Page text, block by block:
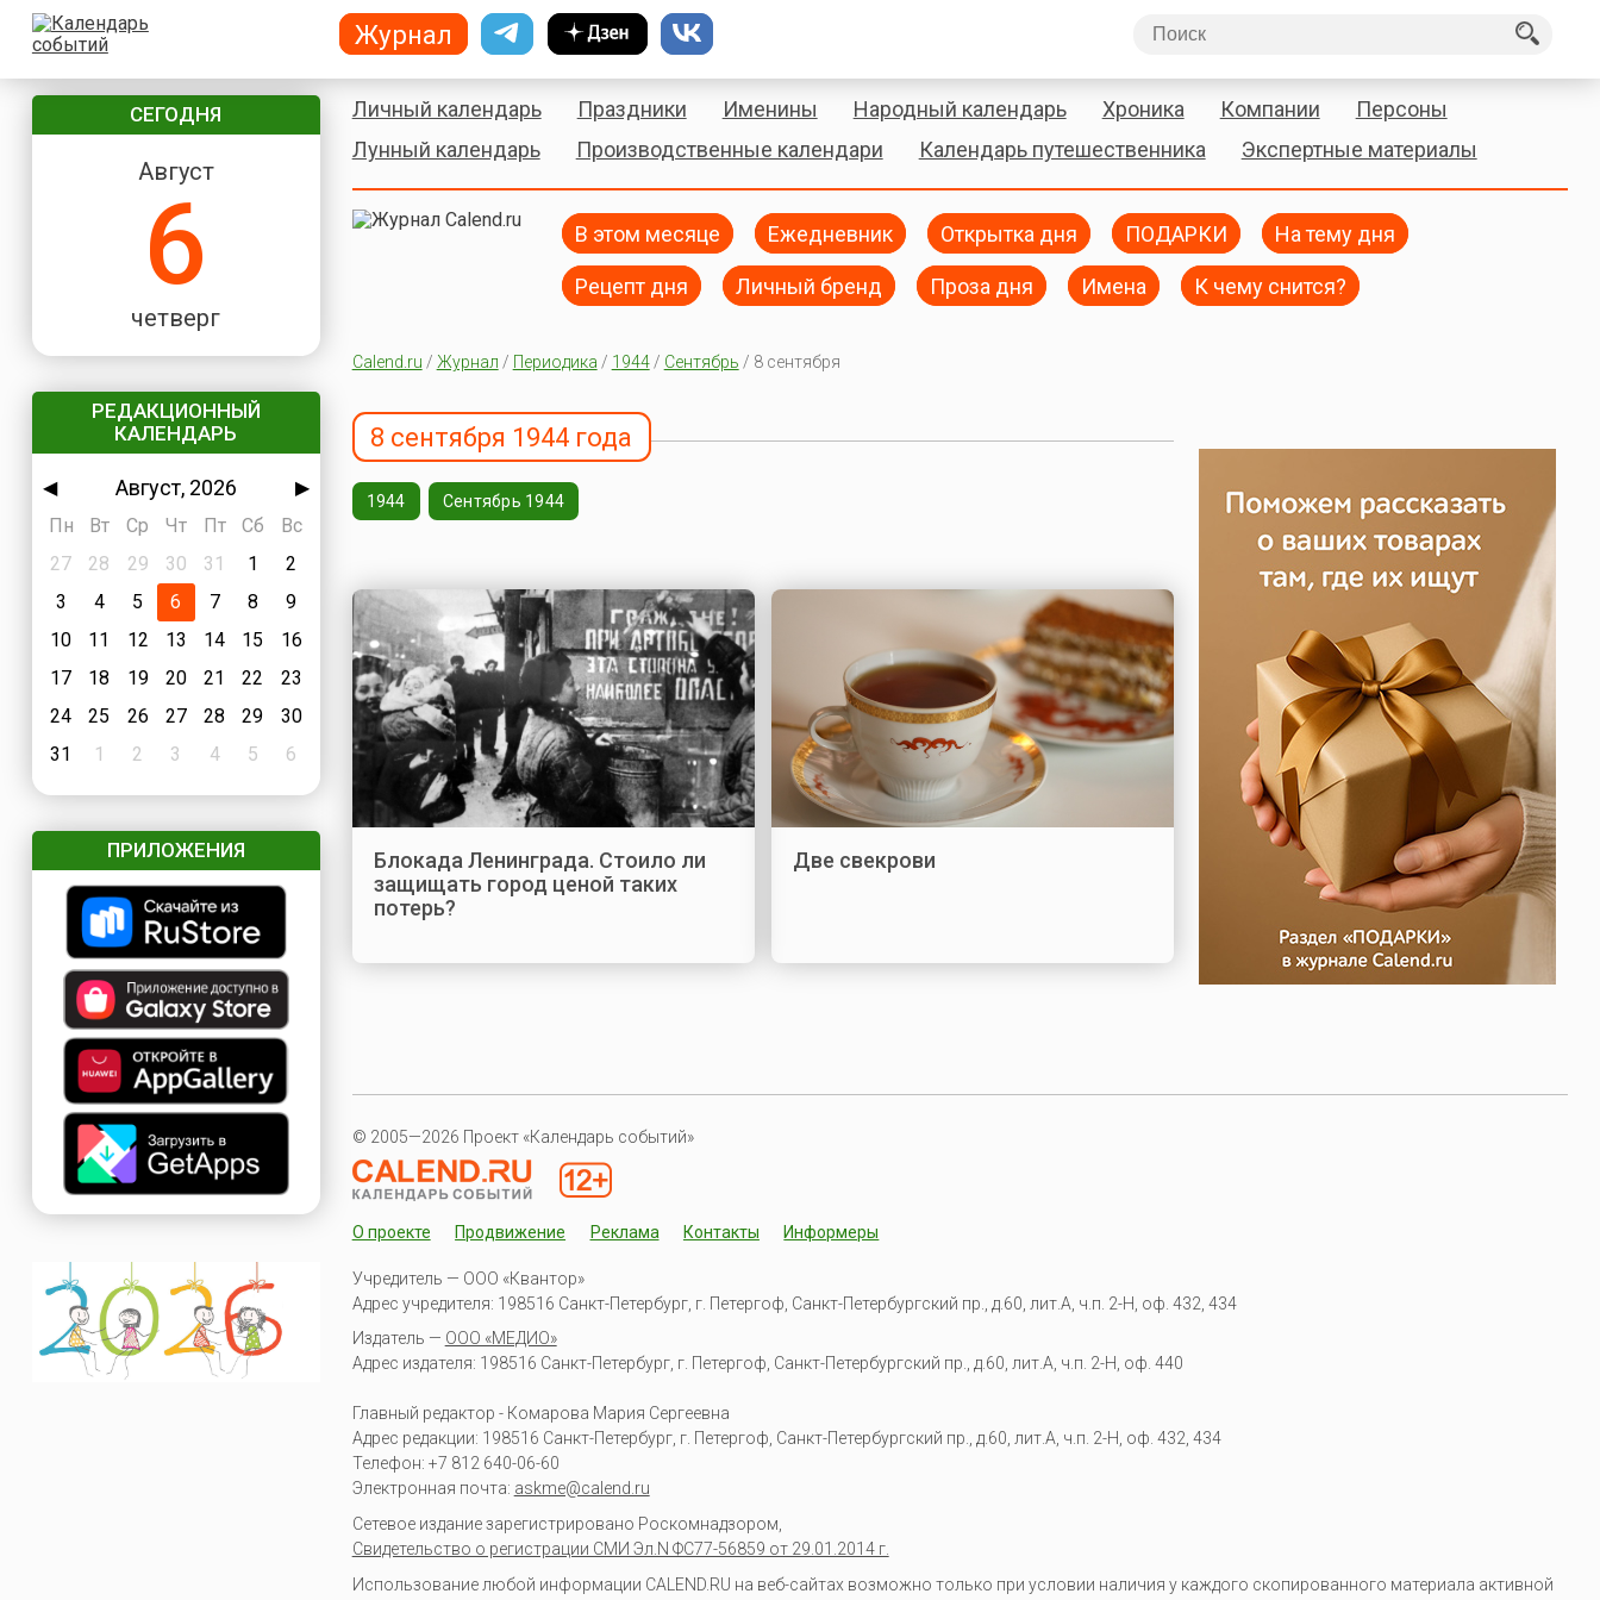
СЕГОДНЯ
Август
6
четверг
РЕДАКЦИОННЫЙ
КАЛЕНДАРЬ
◀ Август, 2026
▶
Пн
Вт Ср Чт Пт Сб
Вс
27
28 29 30 31 1
2
3
4 5 6 7 8
9
10
11 12 13 14 15
16
17
18 19 20 21 22
23
24
25 26 27 28 29
30
31
1 2 3 4 5 6
ПРИЛОЖЕНИЯ
Личный календарь Праздники Именины Народный календарь Хроника Компании
Персоны
Лунный календарь
Производственные календари Календарь путешественника Экспертные материалы
В этом месяце Ежедневник Открытка дня ПОДАРКИ На тему дня
Рецепт дня Личный бренд Проза дня Имена К чему снится?
Calend.ru / Журнал / Периодика / 1944/ Сентябрь / 8 сентября
8 сентября 1944 года
1944 Сентябрь 1944
Блокада Ленинграда. Стоило ли
защищать город ценой таких
потерь?
Две свекрови
© 2005—2026 Проект «Календарь событий»
О проекте Продвижение Реклама Контакты Информеры
Учредитель — ООО «Квантор»
Адрес учредителя: 198516 Санкт-Петербург, г. Петергоф, Санкт-Петербургский пр., д.60, лит.А, ч.п. 2-Н, оф. 432, 434
Издатель — ООО «МЕДИО»
Адрес издателя: 198516 Санкт-Петербург, г. Петергоф, Санкт-Петербургский пр., д.60, лит.А, ч.п. 2-Н, оф. 440
Главный редактор - Комарова Мария Сергеевна
Адрес редакции: 198516 Санкт-Петербург, г. Петергоф, Санкт-Петербургский пр., д.60, лит.А, ч.п. 2-Н, оф. 432, 434
Телефон: +7 812 640-06-60
Электронная почта: askme@calend.ru
Сетевое издание зарегистрировано Роскомнадзором,
Свидетельство о регистрации СМИ Эл.N ФС77-56859 от 29.01.2014 г.
Использование любой информации CALEND.RU на веб-сайтах возможно только при условии наличия у каждого скопированного материала активной
Журнал